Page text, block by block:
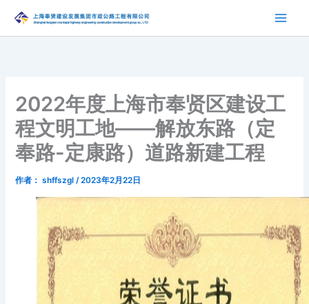
内
2022年度上海市奉贤区建设工
程文明工地——解放东路（定
奉路-定康路）道路新建工程
作者： shffszgl/2023年2月22日